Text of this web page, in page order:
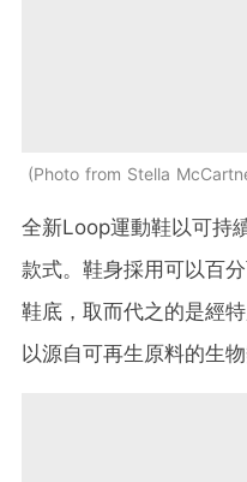
Photo from Stella
全新Loop運動鞋以可持
款式。鞋身採用可以百
鞋底，取而代之的是經
以源自可再生原料的生